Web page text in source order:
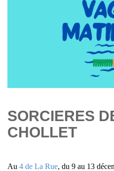
SORCIERES
CHOLLET
Au 4 de La Rue, du 9 au 13